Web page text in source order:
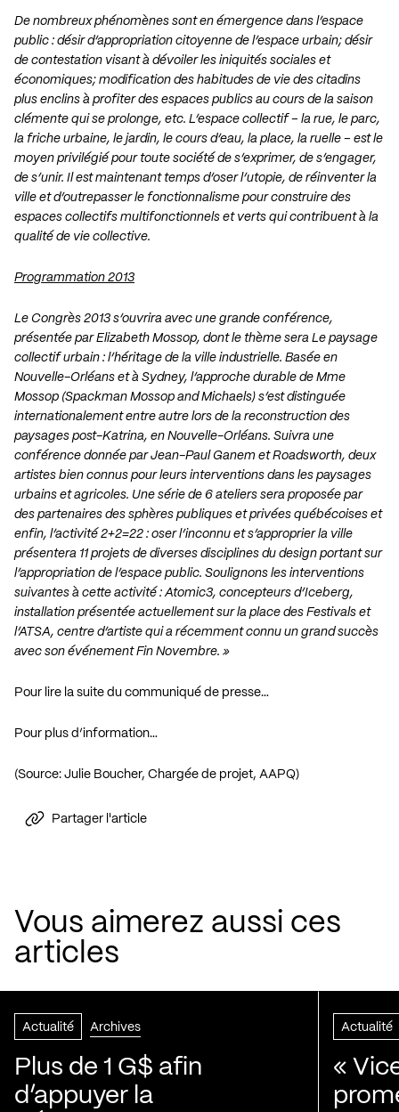
De nombreux phénomènes sont en émergence dans l’espace
public : désir d’appropriation citoyenne de l’espace urbain; désir
de contestation visant à dévoiler les iniquités sociales et
économiques; modification des habitudes de vie des citadins
plus enclins à profiter des espaces publics au cours de la saison
clémente qui se prolonge, etc. L’espace collectif – la rue, le parc,
la friche urbaine, le jardin, le cours d’eau, la place, la ruelle – est le
moyen privilégié pour toute société de s’exprimer, de s’engager,
de s’unir. Il est maintenant temps d’oser l’utopie, de réinventer la
ville et d’outrepasser le fonctionnalisme pour construire des
espaces collectifs multifonctionnels et verts qui contribuent à la
qualité de vie collective.
Programmation 2013
Le Congrès 2013 s’ouvrira avec une grande conférence,
présentée par Elizabeth Mossop, dont le thème sera Le paysage
collectif urbain : l’héritage de la ville industrielle. Basée en
Nouvelle-Orléans et à Sydney, l’approche durable de Mme
Mossop (Spackman Mossop and Michaels) s’est distinguée
internationalement entre autre lors de la reconstruction des
paysages post-Katrina, en Nouvelle-Orléans. Suivra une
conférence donnée par Jean-Paul Ganem etRoadsworth, deux
artistes bien connus pour leurs interventions dans les paysages
urbains etagricoles. Une série de 6 ateliers sera proposée par
des partenaires des sphères publiques etprivées québécoises et
enfin, l’activité 2+2=22 : oser l’inconnu et s’approprier la ville
présentera 11 projets de diverses disciplines du design portant sur
l’appropriation de l’espace public. Soulignons les interventions
suivantes à cette activité : Atomic3, concepteurs d’Iceberg,
installation présentée actuellement sur la place des Festivals et
l’ATSA, centre d’artiste qui a récemment connu un grand succès
avec son événement Fin Novembre. »
Pour lire la suite du communiqué de presse…
Pour plus d’information…
(Source: Julie Boucher, Chargée de projet, AAPQ)
Partager l'article
Vous aimerez aussi ces
articles
Actualité Archives
Plus de 1 G$ afin
d’appuyer la
Actualité
«